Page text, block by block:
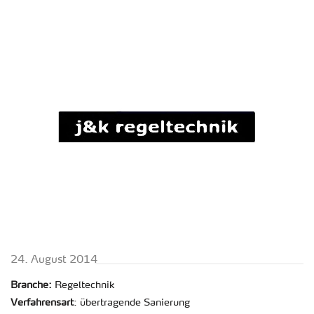
24. Au­gust 2014
Bran­che: Re­gel­tech­nik
Ver­fah­rens­art: über­tra­gen­de Sa­nie­rung